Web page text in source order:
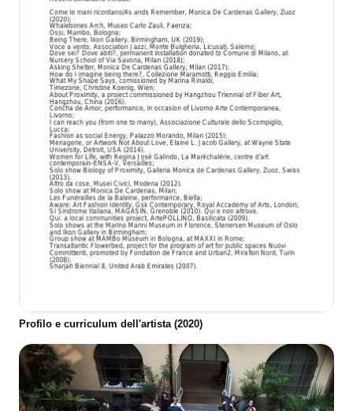
Profilo e curriculum dell'artista (2020)